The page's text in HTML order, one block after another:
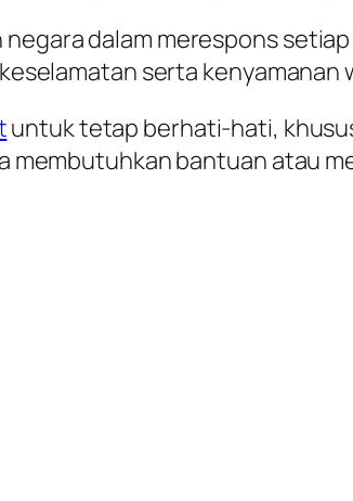
dalam merespons
serta kenyamanan
untuk tetap berhati-hati,
membutuhkan bantuan atau